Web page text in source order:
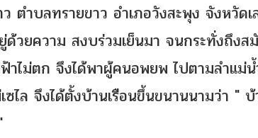
ตำบลทรายขาว อำเภอวังสะพุง จังหวัด
วยความ สงบร่วมเย็นมา จนกระทั่งถึงส
ม่ตก จึงได้พาผู้คนอพยพ ไปตามลำแม่น้
ไล จึงได้ตั้งบ้านเรือนขึ้นขนานนามว่า "